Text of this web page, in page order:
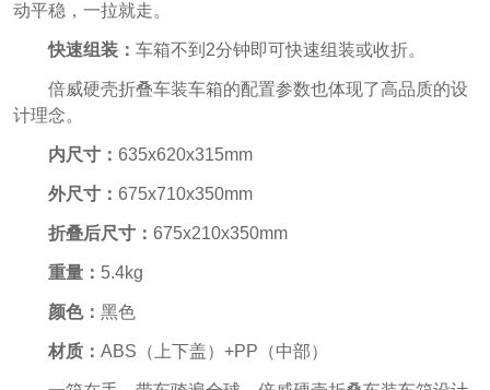
动平稳，一拉就走。
快速组装： 车箱不到2分钟即可快速组装或收折。
倍威硬壳折叠车装车箱的配置参数也体现了高品质的设
计理念。
内尺寸： 635x620x315mm
外尺寸： 675x710x350mm
折叠后尺寸： 675x210x350mm
重量： 5.4kg
颜色： 黑色
材质： ABS（上下盖）+PP（中部）